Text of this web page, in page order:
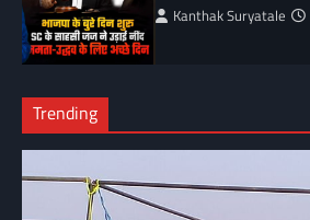
Kanthak Suryatale
Trending